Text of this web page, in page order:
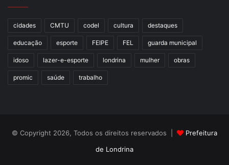
cidades CMTU codel cultura destaques
educação esporte FEIPE FEL guarda municipal
idoso lazer-e-esporte londrina mulher obras
promic saúde trabalho
© Copyright 2026, Todos os direitos reservados |
Prefeitura
de Londrina